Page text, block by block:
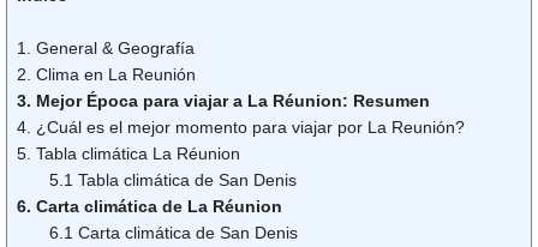
1. General & Geografía
2. Clima en La Reunión
3. Mejor Época para viajar a La Réunion: Resumen
4. ¿Cuál es el mejor momento para viajar por La Reunión?
5. Tabla climática La Réunion
5.1 Tabla climática de San Denis
6. Carta climática de La Réunion
6.1 Carta climática de San Denis